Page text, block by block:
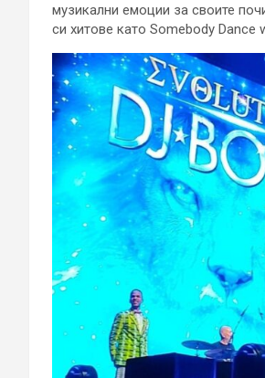
музикални емоции за своите
си хитове като Somebody Dance